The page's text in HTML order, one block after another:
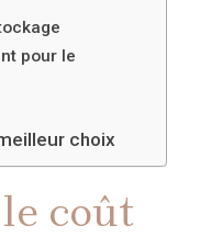
pour le
choix
coût